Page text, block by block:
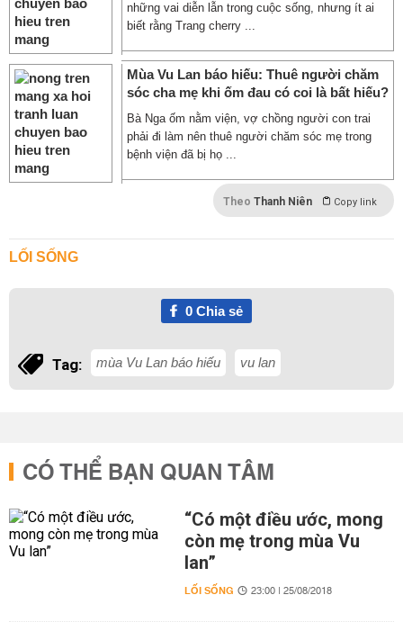
những vai diễn lẫn trong cuộc sống, nhưng ít ai
biết rằng Trang cherry ...
Mùa Vu Lan báo hiếu: Thuê người chăm
sóc cha mẹ khi ốm đau có coi là bất hiếu?
Bà Nga ốm nằm viện, vợ chồng người con trai
phải đi làm nên thuê người chăm sóc mẹ trong
bệnh viện đã bị họ ...
Theo Thanh Niên Copy link
LỐI SỐNG
0Chia sẻ
Tag: mùa Vu Lan báo hiếu vu lan
CÓ THỂ BẠN QUAN TÂM
“Có một điều ước, mong
còn mẹ trong mùa Vu
lan”
LỐI SỐNG 23:00 | 25/08/2018